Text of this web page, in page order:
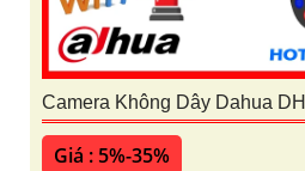
Camera Không Dây Dahua
Giá : 5%-35%